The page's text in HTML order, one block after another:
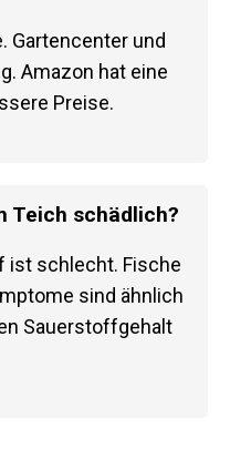
Gartencenter und
Amazon hat eine
Preise.
Teich schädlich?
ist schlecht. Fische
sind ähnlich
Sauerstoffgehalt